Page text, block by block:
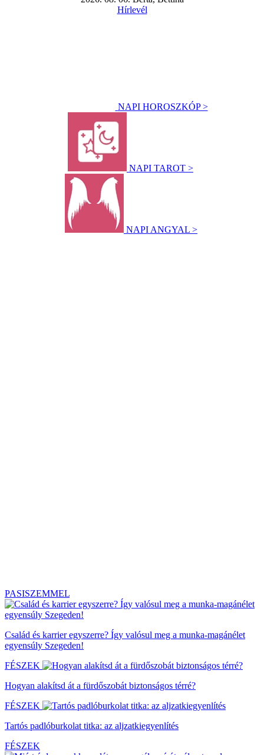
Hírlevél
NAPI HOROSZKÓP >
NAPI TAROT >
NAPI ANGYAL >
PASISZEMMEL
Család és karrier egyszerre? Így valósul meg a munka-magánélet
egyensúly Szegeden!
FÉSZEK
Hogyan alakítsd át a fürdőszobát biztonságos térré?
FÉSZEK
Tartós padlóburkolat titka: az aljzatkiegyenlítés
FÉSZEK